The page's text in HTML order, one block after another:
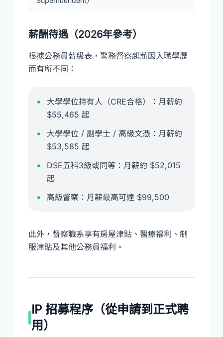
薪酬待遇（2026年參考）
根據公務員薪級表，警務督察起薪因入職學歷
而有所不同：
大學學位持有人（CRE合格）：月薪約
$55,465 起
大學學位 / 副學士 / 高級文憑：月薪約
$53,585 起
DSE五科3級或同等：月薪約 $52,015
起
高級督察：月薪最高可達 $99,500
此外，督察職系享有房屋津貼、醫療福利、制
服津貼及其他公務員福利。
IP 招募程序（從申請到正式聘
用）